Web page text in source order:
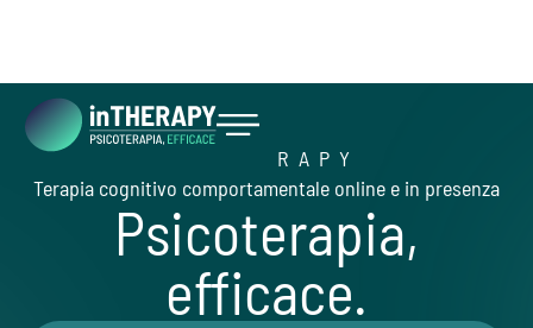
Inizia ora
i n T H E R A P Y
Terapia cognitivo comportamentale online e in presenza
Psicoterapia,
efficace.